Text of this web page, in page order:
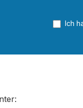
Ich